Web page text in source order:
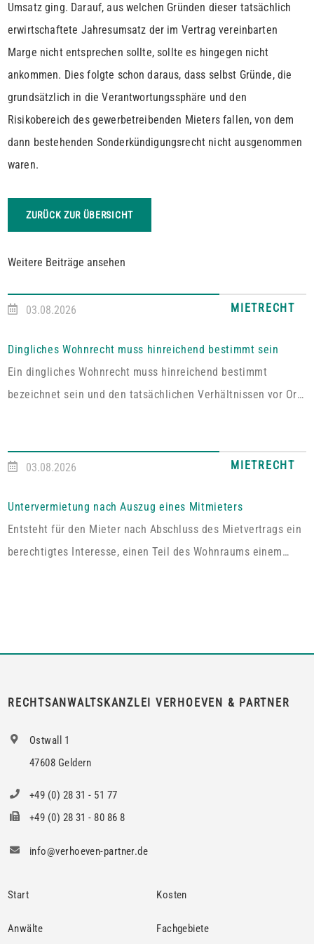
Umsatz ging. Darauf, aus welchen Gründen dieser tatsächlich
erwirtschaftete Jahresumsatz der im Vertrag vereinbarten
Marge nicht entsprechen sollte, sollte es hingegen nicht
ankommen. Dies folgte schon daraus, dass selbst Gründe, die
grundsätzlich in die Verantwortungssphäre und den
Risikobereich des gewerbetreibenden Mieters fallen, von dem
dann bestehenden Sonderkündigungsrecht nicht ausgenommen
waren.
ZURÜCK ZUR ÜBERSICHT
Weitere Beiträge ansehen
03.08.2026 MIETRECHT
Dingliches Wohnrecht muss hinreichend bestimmt sein
Ein dingliches Wohnrecht muss hinreichend bestimmt
bezeichnet sein und den tatsächlichen Verhältnissen vor Ort
Oberlandesgericht Zweibrücken entschiedenen Fall umfasste
alleinige ausschließliche Benutzung der abgeschlossenen
Wohnung im Dachgeschoss“. Tatsächlich handelt es sich bei
dem […]
03.08.2026 MIETRECHT
Untervermietung nach Auszug eines Mitmieters
Entsteht für den Mieter nach Abschluss des Mietvertrags ein
berechtigtes Interesse, einen Teil des Wohnraums einem
RECHTSANWALTSKANZLEI VERHOEVEN & PARTNER
Ostwall 1
47608 Geldern
+49 (0) 28 31 - 51 77
+49 (0) 28 31 - 80 86 8
info@verhoeven-partner.de
Start Kosten
Anwälte Fachgebiete